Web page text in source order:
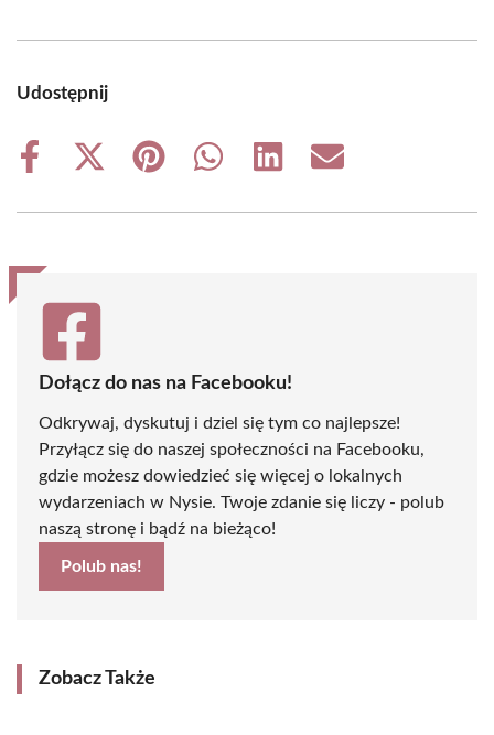
Udostępnij
Share
Share
(Twitter)
Share
Share
Share
Share
Dołącz do nas na Facebooku!
Odkrywaj, dyskutuj i dziel się tym co najlepsze!
Przyłącz się do naszej społeczności na Facebooku,
gdzie możesz dowiedzieć się więcej o lokalnych
wydarzeniach w Nysie. Twoje zdanie się liczy - polub
naszą stronę i bądź na bieżąco!
Polub nas!
Zobacz Także